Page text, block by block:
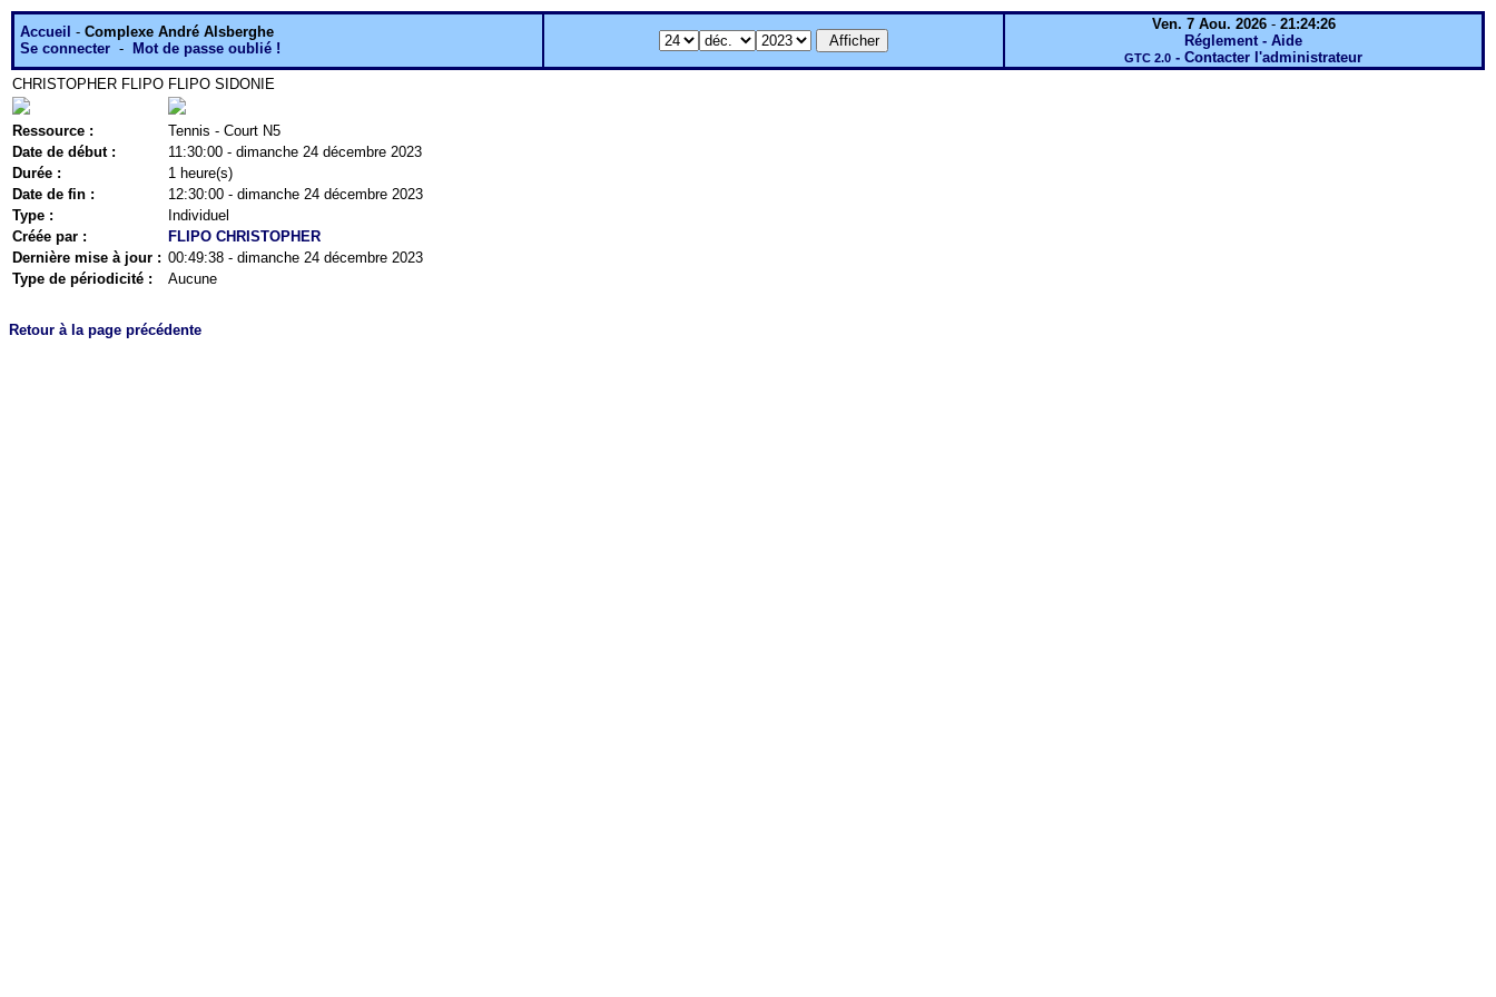
Accueil - Complexe André Alsberghe
Se connecter - Mot de passe oublié !
Ven. 7 Aou. 2026- 21:24:26
Réglement - Aide
GTC 2.0 - Contacter l'administrateur
CHRISTOPHER FLIPO FLIPO SIDONIE
Ressource :
Tennis - Court N5
Date de début :
11:30:00 - dimanche 24 décembre 2023
Durée :
1 heure(s)
Date de fin :
12:30:00 - dimanche 24 décembre 2023
Type :
Individuel
Créée par :
FLIPO CHRISTOPHER
Dernière mise à jour : 00:49:38 - dimanche 24 décembre 2023
Type de périodicité :
Aucune
Retour à la page précédente